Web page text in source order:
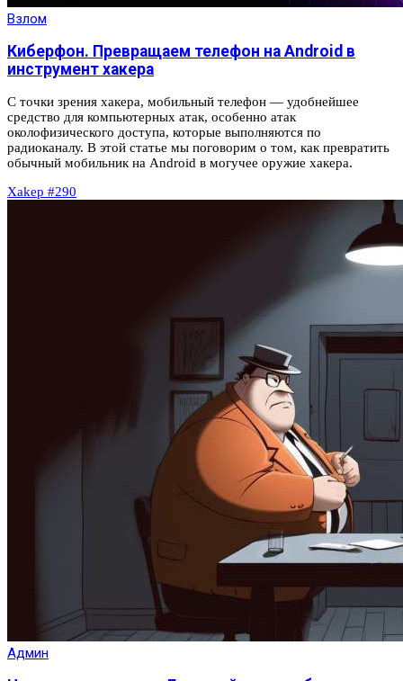
Взлом
Киберфон. Превращаем телефон на Android в
инструмент хакера
С точки зрения хакера, мобильный телефон — удобнейшее
средство для компьютерных атак, особенно атак
околофизического доступа, которые выполняются по
радиоканалу. В этой статье мы поговорим о том, как превратить
обычный мобильник на Android в могучее оружие хакера.
Xakep #290
Админ